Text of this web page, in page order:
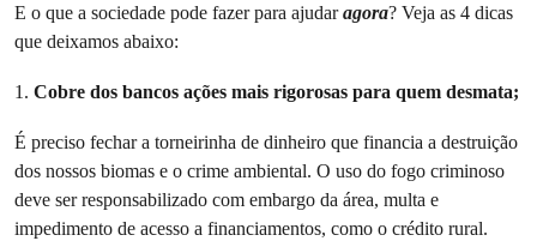
E o que a sociedade pode fazer para ajudaragora? Veja as 4 dicas
que deixamos abaixo:
1. Cobre dos bancos ações mais rigorosas para quem desmata;
É preciso fechar a torneirinha de dinheiro que financia a destruição
dos nossos biomas e o crime ambiental. O uso do fogo criminoso
deve ser responsabilizado com embargo da área, multa e
impedimento de acesso a financiamentos, como o crédito rural.